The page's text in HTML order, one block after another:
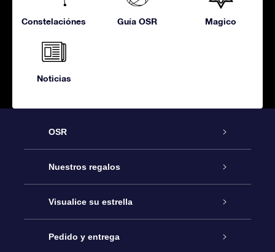
Constelaciónes Guía OSR Magico
Noticias
OSR
Atención
Contáctanos
Blog
Nuestros regalos
Regalo Estrella Online
Paquete de Regalo OSR
Visualice su estrella
Registro estelar
Pedido y entrega